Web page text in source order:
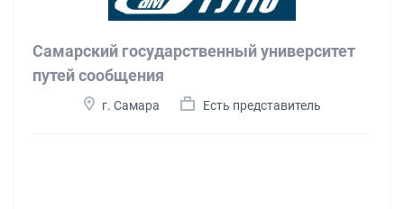
Самарский государственный университет
путей сообщения
г. Самара Есть представитель